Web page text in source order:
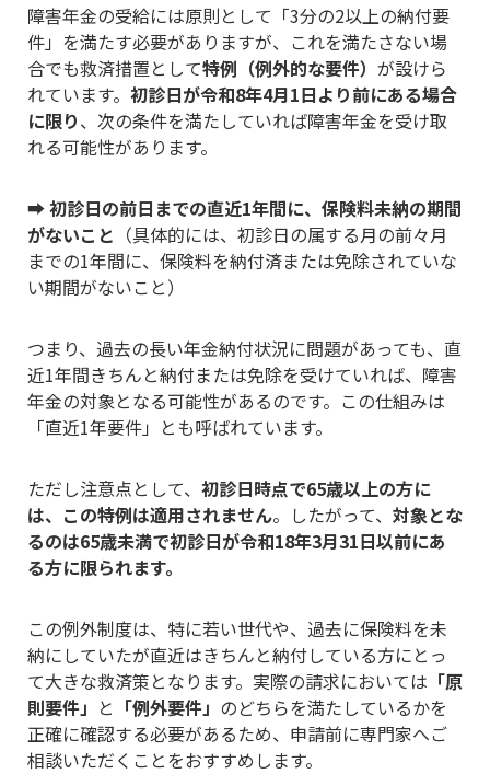
障害年金の受給には原則として「3分の2以上の納付要
件」を満たす必要がありますが、これを満たさない場
合でも救済措置として特例（例外的な要件） が設けら
れています。 初診日が令和8年4月1日より前にある場合
に限り、次の条件を満たしていれば障害年金を受け取
れる可能性があります。
➡初診日の前日までの直近1年間に、保険料未納の期間
がないこと （具体的には、初診日の属する月の前々月
までの1年間に、保険料を納付済または免除されていな
い期間がないこと）
つまり、過去の長い年金納付状況に問題があっても、直
近1年間きちんと納付または免除を受けていれば、障害
年金の対象となる可能性があるのです。この仕組みは
「直近1年要件」とも呼ばれています。
ただし注意点として、 初診日時点で65歳以上の方に
は、この特例は適用されません。したがって、 対象とな
るのは65歳未満で初診日が令和18年3月31日以前にあ
る方に限られます。
この例外制度は、特に若い世代や、過去に保険料を未
納にしていたが直近はきちんと納付している方にとっ
て大きな救済策となります。実際の請求においては 「原
則要件」 と 「例外要件」 のどちらを満たしているかを
正確に確認する必要があるため、申請前に専門家へご
相談いただくことをおすすめします。